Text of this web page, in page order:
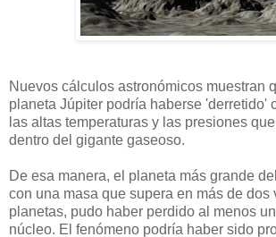
Nuevos cálculos astronómicos muestran
planeta Júpiter podría haberse 'derretido'
las altas temperaturas y las presiones
dentro del gigante gaseoso.
De esa manera, el planeta más grande
con una masa que supera en más de dos
planetas, pudo haber perdido al menos
núcleo. El fenómeno podría haber sido